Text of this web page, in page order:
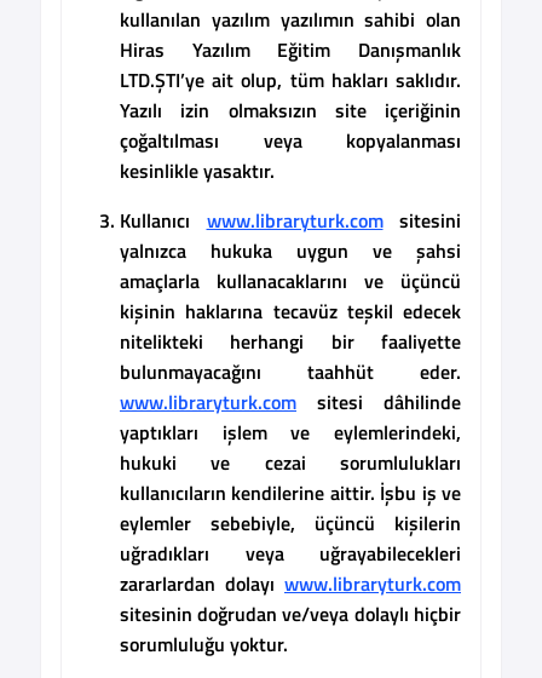
kullanılan yazılım yazılımın sahibi olan
Hiras Yazılım Eğitim Danışmanlık
LTD.ŞTI’ye ait olup, tüm hakları saklıdır.
Yazılı izin olmaksızın site içeriğinin
çoğaltılması veya kopyalanması
kesinlikle yasaktır.
Kullanıcı www.libraryturk.comsitesini
yalnızca hukuka uygun ve şahsi
amaçlarla kullanacaklarını ve üçüncü
kişinin haklarına tecavüz teşkil edecek
nitelikteki herhangi bir faaliyette
bulunmayacağını taahhüt eder.
www.libraryturk.com sitesi dâhilinde
yaptıkları işlem ve eylemlerindeki,
hukuki ve cezai sorumlulukları
kullanıcıların kendilerine aittir. İşbu iş ve
eylemler sebebiyle, üçüncü kişilerin
uğradıkları veya uğrayabilecekleri
zararlardan dolayı www.libraryturk.com
sitesinindoğrudan ve/veya dolaylı hiçbir
sorumluluğu yoktur.